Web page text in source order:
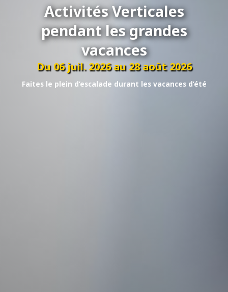
Activités Verticales
pendant les grandes
vacances
Du 06 juil. 2026 au 28 août 2026
Faites le plein d’escalade durant les vacances d’été